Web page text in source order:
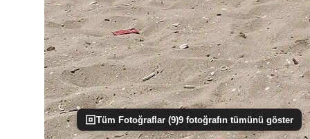
Tüm Fotoğraflar (9)9 fotoğrafın tümünü göster